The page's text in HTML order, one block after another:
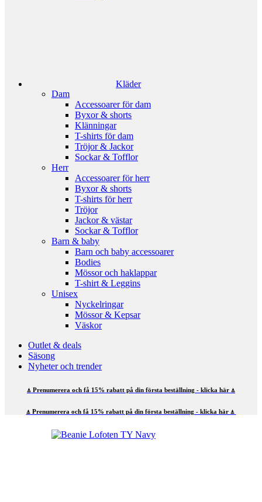
Kläder
Dam
Accessoarer för dam
Byxor & shorts
Klänningar
T-shirts för dam
Tröjor & Jackor
Sockar & Tofflor
Herr
Accessoarer för herr
Byxor & shorts
T-shirts för herr
Tröjor
Jackor & västar
Sockar & Tofflor
Barn & baby
Barn och baby accessoarer
Bodies
Mössor och haklappar
T-shirt & Leggins
Unisex
Nyckelringar
Mössor & Kepsar
Väskor
Outlet & deals
Säsong
Nyheter och trender
⍋ Prenumerera och få 15% rabatt på din första beställning - klicka här ⍋
⍋ Prenumerera och få 15% rabatt på din första beställning - klicka här ⍋